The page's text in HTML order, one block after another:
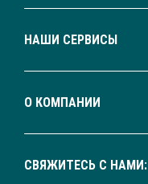
НАШИ СЕРВИСЫ
О КОМПАНИИ
СВЯЖИТЕСЬ С НАМИ: